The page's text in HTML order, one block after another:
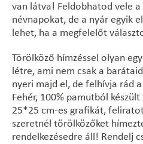
van látva! Feldobhatod vele
névnapokat, de a nyár egyik
lehet, ha a megfelelőt
Törölköző hímzéssel olyan
létre, ami nem csak a
nyeri majd el, de felhívja rád
Fehér, 100% pamutból
25*25 cm-es grafikát,
szeretnél törölközőket
rendelkezésedre áll! Rendelj